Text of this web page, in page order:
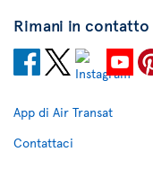
Rimani in contatto
App di Air Transat
Contattaci